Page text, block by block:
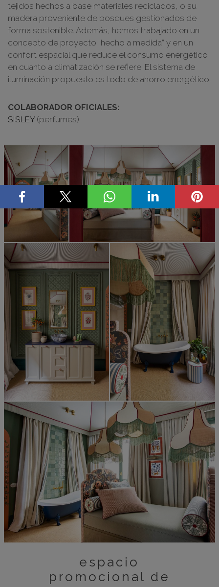
tejidos hechos a base materiales reciclados, o su
madera proveniente de bosques gestionados de
forma sostenible. Además, hemos trabajado en un
concepto de proyecto “hecho a medida” y en un
confort espacial que reduce el consumo energético
en cuanto a climatización se refiere. El sistema de
iluminación propuesto es todo de ahorro energético.
COLABORADOR OFICIALES:
SISLEY(perfumes)
espacio
promocional de